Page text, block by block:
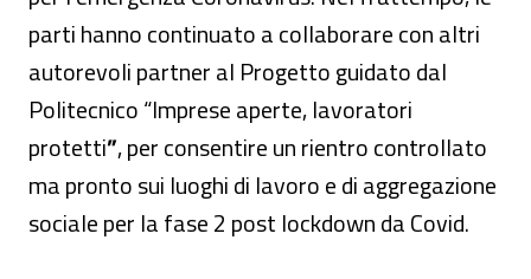
parti hanno continuato a collaborare con altri
autorevoli partner al Progetto guidato dal
Politecnico “Imprese aperte, lavoratori
protetti”, per consentire un rientro controllato
ma pronto sui luoghi di lavoro e di aggregazione
sociale per la fase 2 post lockdown da Covid.